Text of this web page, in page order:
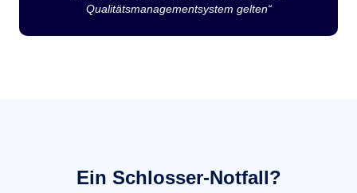
Qualitätsmanagementsystem gelten“
Ein Schlosser-Notfall?